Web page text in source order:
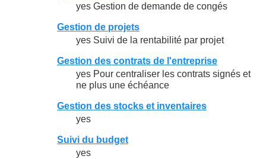
yes Gestion de demande de congés
Gestion de projets
yes Suivi de la rentabilité par projet
Gestion des contrats de l'entreprise
yes Pour centraliser les contrats signés et
ne plus une échéance
Gestion des stocks et inventaires
yes
Suivi du budget
yes